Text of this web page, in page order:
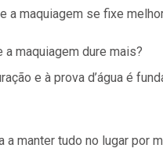
a maquiagem se fixe
maquiagem dure mais?
e à prova d’água é
a manter tudo no lugar por